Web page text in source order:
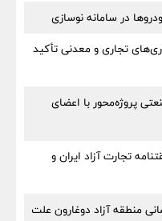
در سامانه نوسازی
تجاری و معدنی تأکید
پروژه‌محور با اعضای
تجارت آزاد ایران و
منطقه آزاد دوغارون علت